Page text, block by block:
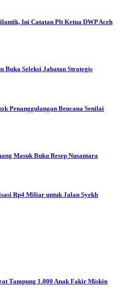
Ini Catatan Plt Ketua DWP Aceh
Buka Seleksi Jabatan Strategis
Penanggulangan Bencana Senilai
Masuk Buku Resep Nusantara
Rp4 Miliar untuk Jalan Syekh
Tampung 1.000 Anak Fakir Miskin